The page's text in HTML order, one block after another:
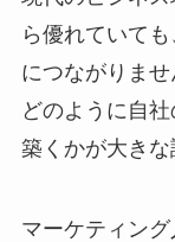
ら優れていて
につながりませ
どのように自
築くかが大きな
マーケティン